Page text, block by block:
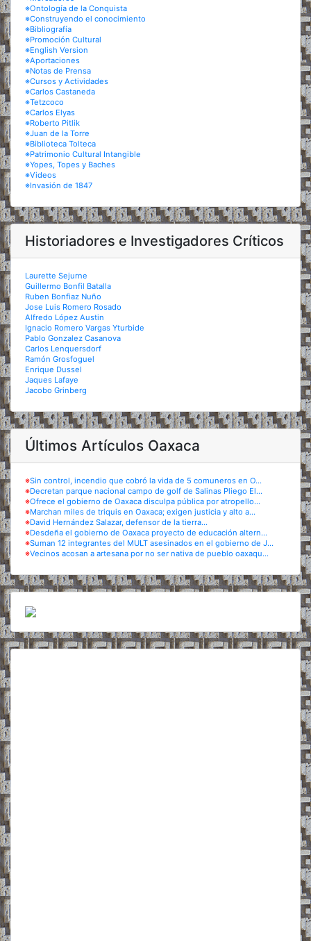
※Ontología de la Conquista
※Construyendo el conocimiento
※Bibliografía
※Promoción Cultural
※English Version
※Aportaciones
※Notas de Prensa
※Cursos y Actividades
※Carlos Castaneda
※Tetzcoco
※Carlos Elyas
※Roberto Pitlik
※Juan de la Torre
※Biblioteca Tolteca
※Patrimonio Cultural Intangible
※Yopes, Topes y Baches
※Videos
※Invasión de 1847
Historiadores e Investigadores Críticos
Laurette Sejurne
Guillermo Bonfil Batalla
Ruben Bonfiaz Nuño
Jose Luis Romero Rosado
Alfredo López Austin
Ignacio Romero Vargas Yturbide
Pablo Gonzalez Casanova
Carlos Lenquersdorf
Ramón Grosfoguel
Enrique Dussel
Jaques Lafaye
Jacobo Grinberg
Últimos Artículos Oaxaca
※Sin control, incendio que cobró la vida de 5 comuneros en O...
※Decretan parque nacional campo de golf de Salinas Pliego El...
※Ofrece el gobierno de Oaxaca disculpa pública por atropello...
※Marchan miles de triquis en Oaxaca; exigen justicia y alto a...
※David Hernández Salazar, defensor de la tierra...
※Desdeña el gobierno de Oaxaca proyecto de educación altern...
※Suman 12 integrantes del MULT asesinados en el gobierno de J...
※Vecinos acosan a artesana por no ser nativa de pueblo oaxaqu...